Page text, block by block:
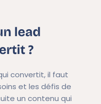
lead
?
convertit, il faut
et les défis de
un contenu qui